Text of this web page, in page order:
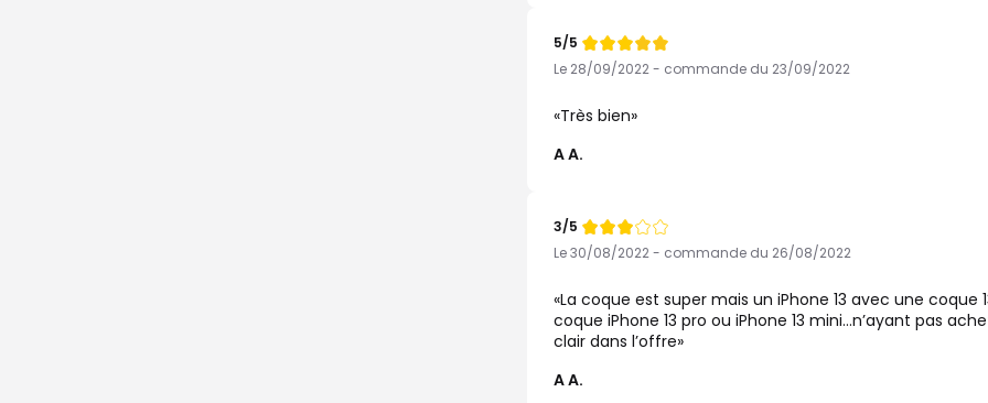
Note
de
5/5
Le 28/09/2022 - commande du 23/09/2022
Très bien
A A.
Note
de
3/5
Le 30/08/2022 - commande du 26/08/2022
La coque est super mais un iPhone 13 avec une
coque iPhone 13 pro ou iPhone 13 mini…n’ayant pas
clair dans l’offre
A A.